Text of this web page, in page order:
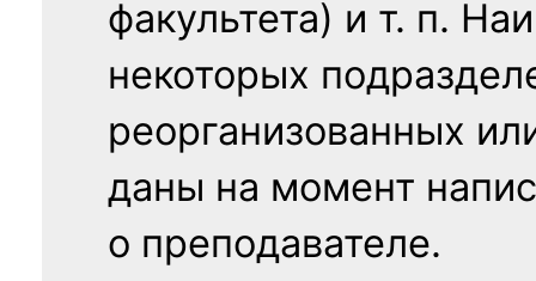
факультета) и т. п.
некоторых
реорганизованных
даны на момент
о преподавателе.